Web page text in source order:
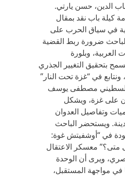
الدين، حسن يارتي.
كيلة باب نقد بمقال
في سياق الحرب على
ضرورة ربط القضية
العربية، وبلورة
بتحقيق التغيير الجذري
ونتابع في “غزة تحت النار”
مصطفى يوسف
على غزة، ويشكل
وتفاصيل العدوان
ويستحضر الباحث
في “أوشفيتش غوة:
متى؟” معسكر الاعتقال
ويرى أن الوحدة
في مواجهة المستقبل،